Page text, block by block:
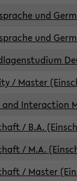
und
und
/ Master
and Interaction
/ B.A.
/ M.A.
/ Master